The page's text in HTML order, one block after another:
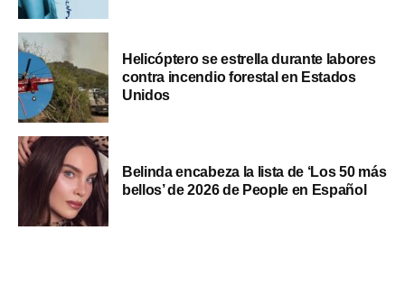
Helicóptero se estrella durante labores
contra incendio forestal en Estados
Unidos
Belinda encabeza la lista de ‘Los 50 más
bellos’ de 2026 de People en Español